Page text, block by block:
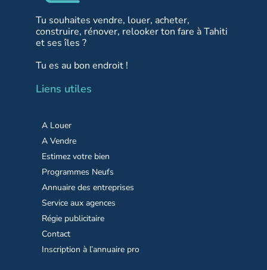
Tu souhaites vendre, louer, acheter,
construire, rénover, relooker ton fare à Tahiti
et ses îles ?
Tu es au bon endroit !
Liens utiles
A Louer
A Vendre
Estimez votre bien
Programmes Neufs
Annuaire des entreprises
Service aux agences
Régie publicitaire
Contact
Inscription à l’annuaire pro